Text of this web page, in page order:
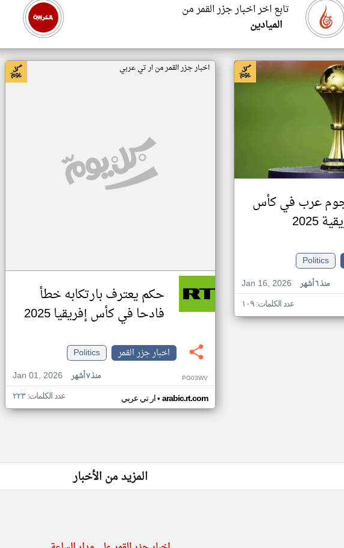
تابع اخر اخبار جزر القمر من
الميادين
7 نجوم عرب في كأس
2025
Politics
Jan 16, 2026
منذ ٦ أشهر
عدد الكلمات: ١٠٩
اخبار جزر القمر من ار تي عربي
حكم يعترف بارتكابه خطأ
فادحا في كأس إفريقيا 2025
اخبار جزر القمر
Politics
Jan 01, 2026
منذ ٧ أشهر PG03WV
ار تي عربي• arabic.rt.com عدد الكلمات: ٢٢٣
المزيد من الأخبار